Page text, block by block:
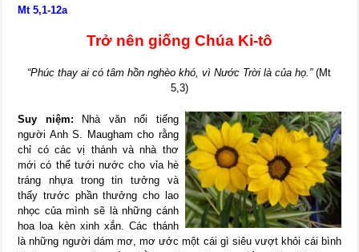
Mt 5,1-12a
Trở nên giống Chúa Ki-tô
“Phúc thay ai có tâm hồn nghèo khó, vì Nước Trời là của họ.”(Mt
5,3)
Suy niệm: Nhà văn nổi tiếng
người Anh S. Maugham cho rằng
chỉ có các vị thánh và nhà thơ
mới có thể tưới nước cho vỉa hè
tráng nhựa trong tin tưởng và
thấy trước phần thưởng cho lao
nhọc của mình sẽ là những cánh
hoa loa kèn xinh xắn. Các thánh
là những người dám mơ, mơ ước một cái gì siêu vượt khỏi cái bình